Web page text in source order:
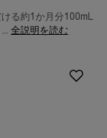
る約1か月分100mL
全説明を読む